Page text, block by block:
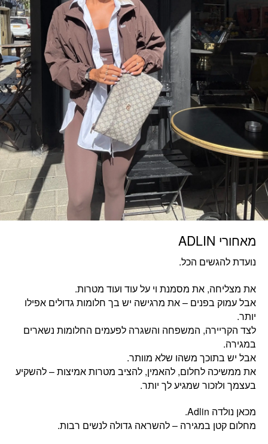
מאחורי ADLIN
נועדת להגשים הכל.
את מצליחה, את מסמנת וי על עוד ועוד מטרות.
אבל עמוק בפנים – את מרגישה יש בך חלומות גדולים אפילו
יותר.
לצד הקריירה, המשפחה והשגרה לפעמים החלומות נשארים
במגירה.
אבל יש בתוכך משהו שלא מוותר.
את ממשיכה לחלום, להאמין, להציב מטרות אמיצות – להשקיע
בעצמך ולזכור שמגיע לך יותר.
מכאן נולדה Adlin.
מחלום קטן במגירה – להשראה גדולה לנשים רבות.